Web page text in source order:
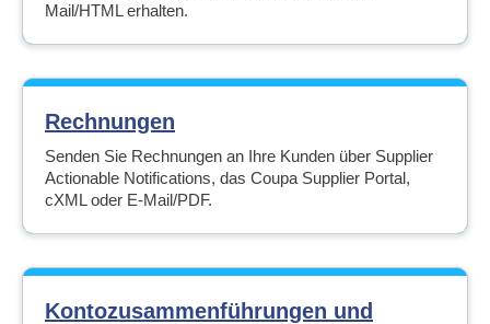
Mail/HTML erhalten.
Rechnungen
Senden Sie Rechnungen an Ihre Kunden über Supplier
Actionable Notifications, das Coupa Supplier Portal,
cXML oder E-Mail/PDF.
Kontozusammenführungen und